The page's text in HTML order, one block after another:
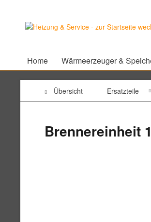
Home Wärmeerzeuger &
Übersicht Ersatzteile
Brennereinheit